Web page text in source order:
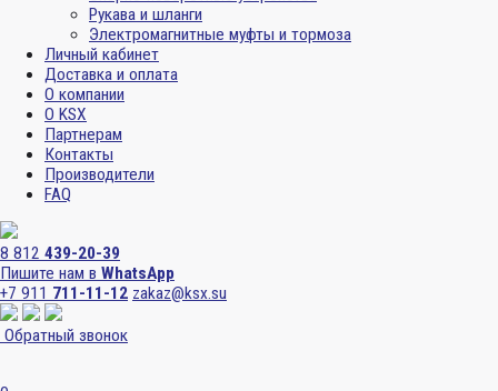
Рукава и шланги
Электромагнитные муфты и тормоза
Личный кабинет
Доставка и оплата
О компании
О KSX
Партнерам
Контакты
Производители
FAQ
8 812 439-20-39
Пишите нам в WhatsApp
+7 911 711-11-12 zakaz@ksx.su
Обратный звонок